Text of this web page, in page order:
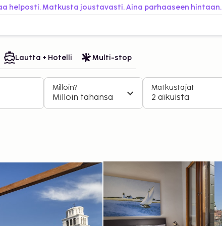
helposti. Matkusta joustavasti. Aina parhaaseen hintaan.
Lautta + Hotelli Multi-stop
Milloin?
Milloin tahansa
Matkustajat
2 aikuista